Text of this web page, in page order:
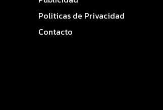
Politicas de Privacidad
Contacto